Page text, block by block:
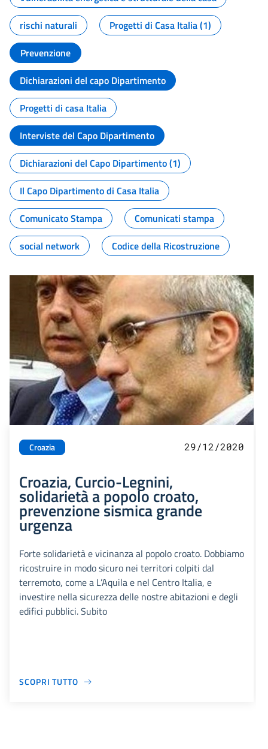
rischi naturali
Progetti di Casa Italia (1)
Prevenzione
Dichiarazioni del capo Dipartimento
Progetti di casa Italia
Interviste del Capo Dipartimento
Dichiarazioni del Capo Dipartimento (1)
Il Capo Dipartimento di Casa Italia
Comunicato Stampa
Comunicati stampa
social network
Codice della Ricostruzione
Croazia 29/12/2020
Croazia, Curcio-Legnini,
solidarietà a popolo croato,
prevenzione sismica grande
urgenza
Forte solidarietà e vicinanza al popolo croato. Dobbiamo
ricostruire in modo sicuro nei territori colpiti dal
terremoto, come a L’Aquila e nel Centro Italia, e
investire nella sicurezza delle nostre abitazioni e degli
edifici pubblici. Subito
SCOPRI TUTTO